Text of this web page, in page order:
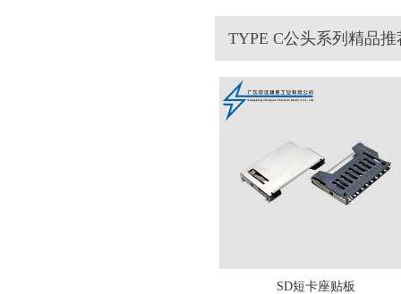
TYPE C公头系列精品推
SD短卡座贴板